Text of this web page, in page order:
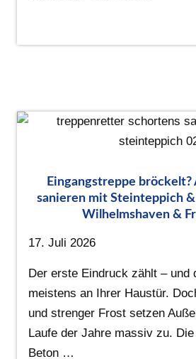
Eingangstreppe
sanieren mit Steinteppich
Wilhelmshaven &
17. Juli 2026
Der erste Eindruck zählt – und
meistens an Ihrer Haustür.
und strenger Frost setzen
Laufe der Jahre massiv zu.
Beton …